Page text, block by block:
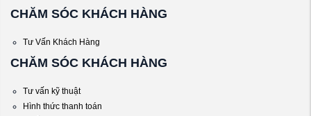
CHĂM SÓC KHÁCH HÀNG
Tư Vấn Khách Hàng
CHĂM SÓC KHÁCH HÀNG
Tư vấn kỹ thuật
Hình thức thanh toán